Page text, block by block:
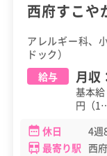
西府すこや
アレルギー科、
ドック）
給与
月収
基本
円（
休日
4週
最寄り駅 西